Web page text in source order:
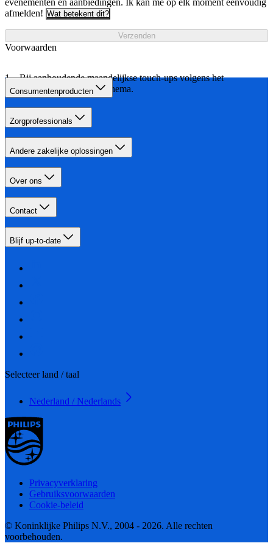
evenementen en aanbiedingen. Ik kan me op elk moment eenvoudig
afmelden! Wat betekent dit?
Verzenden
Voorwaarden
Bij aanhoudende maandelijkse touch-ups volgens het
aangegeven behandelschema.
Consumentenproducten
Zorgprofessionals
Andere zakelijke oplossingen
Over ons
Contact
Blijf up-to-date
Selecteer land / taal
Nederland / Nederlands
Privacyverklaring
Gebruiksvoorwaarden
Cookie-beleid
© Koninklijke Philips N.V., 2004 - 2026. Alle rechten
voorbehouden.